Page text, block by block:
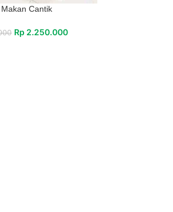
Cantik
Rp 2.250.000